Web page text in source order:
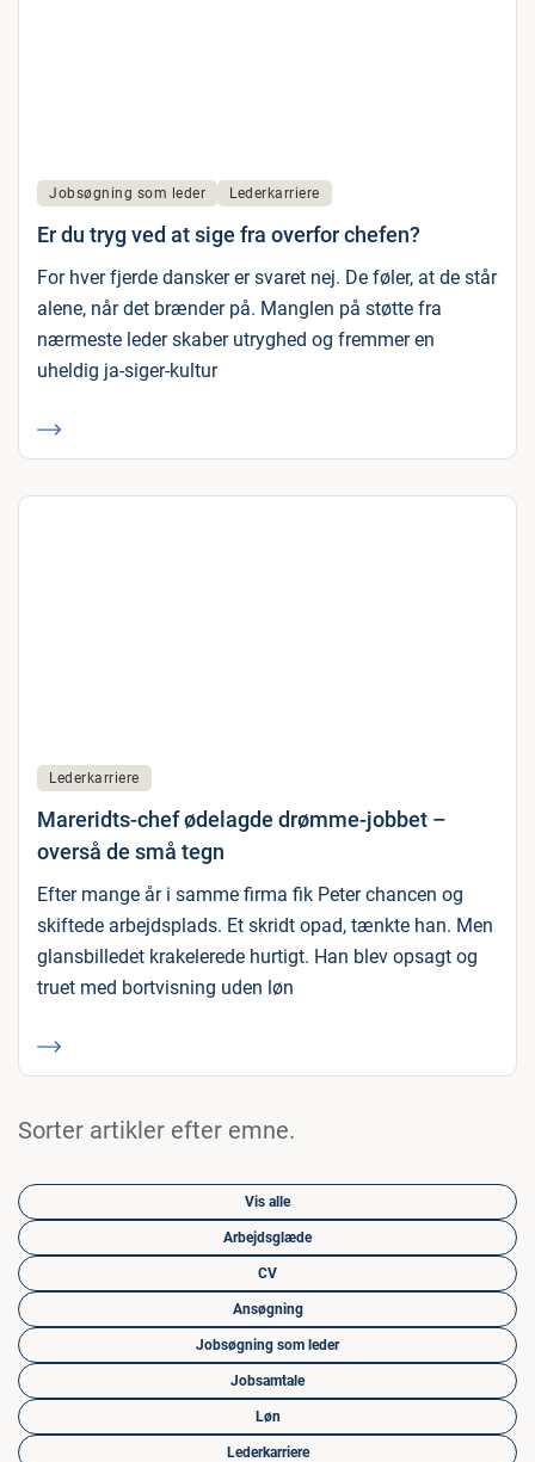
Jobsøgning som leder Lederkarriere
Er du tryg ved at sige fra overfor chefen?
For hver fjerde dansker er svaret nej. De føler, at de står
alene, når det brænder på. Manglen på støtte fra
nærmeste leder skaber utryghed og fremmer en
uheldig ja-siger-kultur
Lederkarriere
Mareridts-chef ødelagde drømme-jobbet –
overså de små tegn
Efter mange år i samme firma fik Peter chancen og
skiftede arbejdsplads. Et skridt opad, tænkte han. Men
glansbilledet krakelerede hurtigt. Han blev opsagt og
truet med bortvisning uden løn
Sorter artikler efter emne.
Vis alle
Arbejdsglæde
CV
Ansøgning
Jobsøgning som leder
Jobsamtale
Løn
Lederkarriere